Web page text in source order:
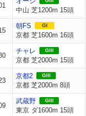
中山 芝1200m 15頭
朝FS GI
京都 芝1600m 16頭
チャレ GIII
京都 芝2000m 15頭
京都2 GIII
京都 芝2000m 8頭
武蔵野 GIII
東京 ダ1600m 15頭